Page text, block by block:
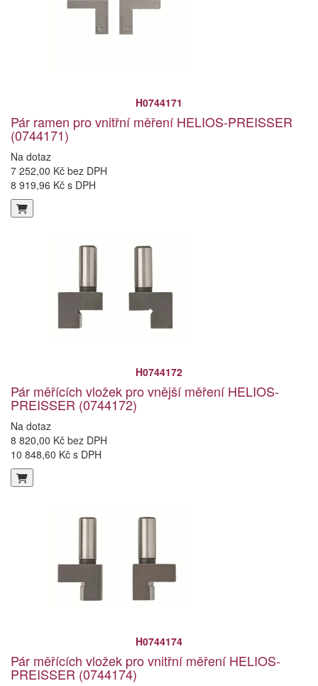
H0744171
Pár ramen pro vnitřní měření HELIOS-PREISSER
(0744171)
Na dotaz
7 252,00 Kč bez DPH
8 919,96 Kč s DPH
H0744172
Pár měřících vložek pro vnější měření HELIOS-
PREISSER (0744172)
Na dotaz
8 820,00 Kč bez DPH
10 848,60 Kč s DPH
H0744174
Pár měřících vložek pro vnitřní měření HELIOS-
PREISSER (0744174)